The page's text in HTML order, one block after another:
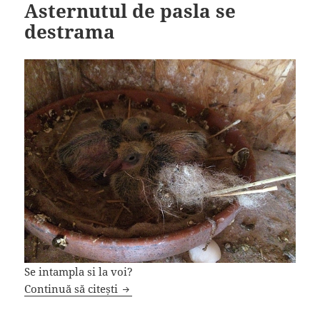
Asternutul de pasla se
destrama
Se intampla si la voi?
Continuă să citești Asternutul de pasla se destrama